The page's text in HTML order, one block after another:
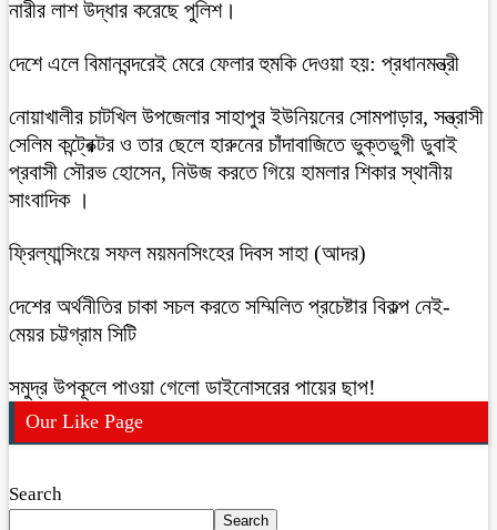
নারীর লাশ উদ্ধার করেছে পুলিশ।
দেশে এলে বিমানবন্দরেই মেরে ফেলার হুমকি দেওয়া হয়: প্রধানমন্ত্রী
নোয়াখালীর চাটখিল উপজেলার সাহাপুর ইউনিয়নের সোমপাড়ার, সন্ত্রাসী
সেলিম কন্ট্রেক্টর ও তার ছেলে হারুনের চাঁদাবাজিতে ভুক্তভুগী ডুবাই
প্রবাসী সৌরভ হোসেন, নিউজ করতে গিয়ে হামলার শিকার স্থানীয়
সাংবাদিক ।
ফ্রিল্যান্সিংয়ে সফল ময়মনসিংহের দিবস সাহা (আদর)
দেশের অর্থনীতির চাকা সচল করতে সম্মিলিত প্রচেষ্টার বিকল্প নেই-
মেয়র চট্টগ্রাম সিটি
সমুদ্র উপকূলে পাওয়া গেলো ডাইনোসরের পায়ের ছাপ!
Our Like Page
Search
Search